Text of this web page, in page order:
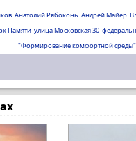
Анатолий Рябоконь Андрей Майер
Памяти улица Московская 30
"Формирование комфортной среды"